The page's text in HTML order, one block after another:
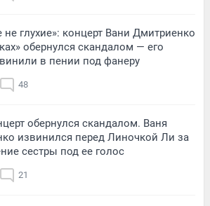
глухие»: концерт Вани Дмитриенко
обернулся скандалом — его
в пении под фанеру
48
обернулся скандалом. Ваня
извинился перед Линочкой Ли за
сестры под ее голос
21